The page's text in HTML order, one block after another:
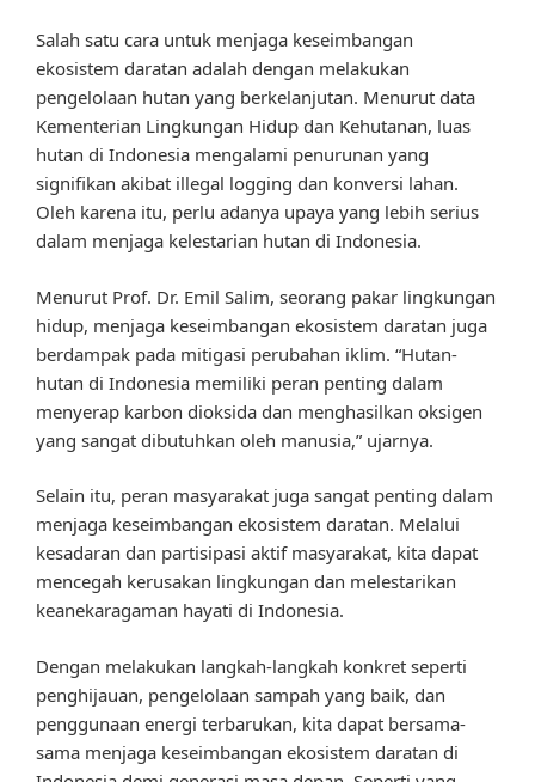
Salah satu cara untuk menjaga keseimbangan
ekosistem daratan adalah dengan melakukan
pengelolaan hutan yang berkelanjutan. Menurut data
Kementerian Lingkungan Hidup dan Kehutanan, luas
hutan di Indonesia mengalami penurunan yang
signifikan akibat illegal logging dan konversi lahan.
Oleh karena itu, perlu adanya upaya yang lebih serius
dalam menjaga kelestarian hutan di Indonesia.
Menurut Prof. Dr. Emil Salim, seorang pakar lingkungan
hidup, menjaga keseimbangan ekosistem daratan juga
berdampak pada mitigasi perubahan iklim. “Hutan-
hutan di Indonesia memiliki peran penting dalam
menyerap karbon dioksida dan menghasilkan oksigen
yang sangat dibutuhkan oleh manusia,” ujarnya.
Selain itu, peran masyarakat juga sangat penting dalam
menjaga keseimbangan ekosistem daratan. Melalui
kesadaran dan partisipasi aktif masyarakat, kita dapat
mencegah kerusakan lingkungan dan melestarikan
keanekaragaman hayati di Indonesia.
Dengan melakukan langkah-langkah konkret seperti
penghijauan, pengelolaan sampah yang baik, dan
penggunaan energi terbarukan, kita dapat bersama-
sama menjaga keseimbangan ekosistem daratan di